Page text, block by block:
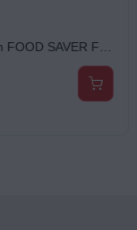
Sac de conservation FOOD SAVER FVB016X01 lot 20 sacs avec Zip 3.79L